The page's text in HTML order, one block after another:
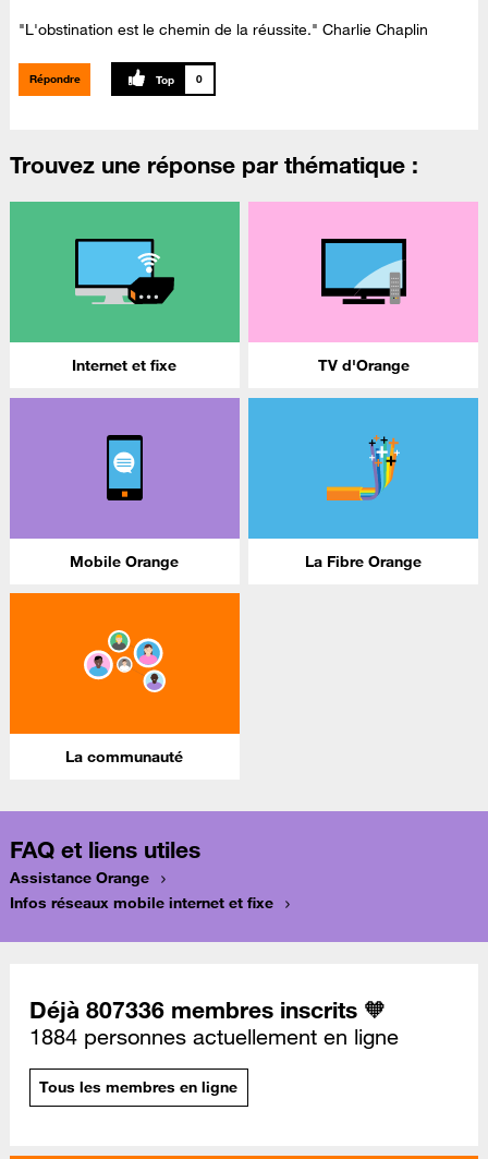
"L'obstination est le chemin de la réussite." Charlie Chaplin
Répondre 0
Trouvez une réponse par thématique :
Internet et fixe TV d'Orange
Mobile Orange La Fibre Orange
La communauté
FAQ et liens utiles
Assistance Orange
Infos réseaux mobile internet et fixe
Déjà 807336 membres inscrits 🧡
1884 personnes actuellement en ligne
Tous les membres en ligne